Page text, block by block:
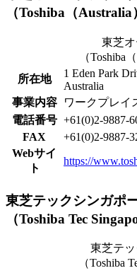
（Toshiba（Australia
東芝
（Toshiba
所在地
1 Eden Park
Australia
事業内容
ワークプレイ
電話番号 +61(0)2-9887-
FAX
+61(0)2-9887-
Webサイ
ト
https://
東芝テックシンガポ
（Toshiba Tec
東芝テ
（Toshiba